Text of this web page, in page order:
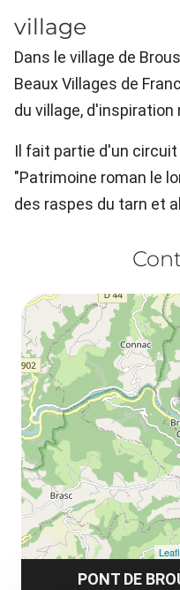
village
Dans le village de
Beaux Villages de
du village, d'inspiration
Il fait partie d'un
"Patrimoine roman le
des raspes du tarn et
PONT DE